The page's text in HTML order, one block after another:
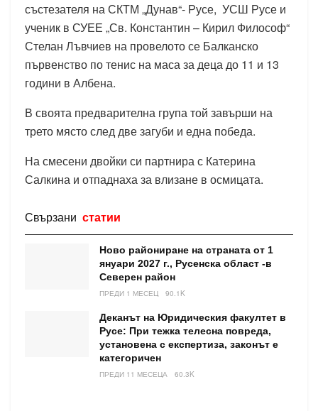
състезателя на СКТМ „Дунав“- Русе, УСШ Русе и
ученик в СУЕЕ „Св. Константин – Кирил Философ“
Стелан Лъвчиев на провелото се Балканско
първенство по тенис на маса за деца до 11 и 13
години в Албена.
В своята предварителна група той завърши на
трето място след две загуби и една победа.
На смесени двойки си партнира с Катерина
Салкина и отпаднаха за влизане в осмицата.
Свързани статии
Ново райониране на страната от 1
януари 2027 г., Русенска област -в
Северен район
ПРЕДИ 1 МЕСЕЦ 90.1K
Деканът на Юридическия факултет в
Русе: При тежка телесна повреда,
установена с експертиза, законът е
категоричен
ПРЕДИ 11 МЕСЕЦА 60.3K